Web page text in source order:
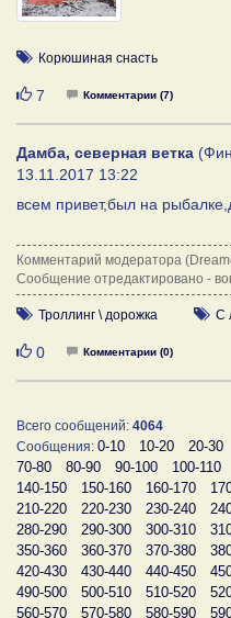
Корюшиная снасть
Нравится
7 Комментарии (7)
Дамба, северная ветка
13.11.2017 13:22
всем привет,был на
Комментарий модератора
Сообщение отредактировано -
Троллинг \ дорожка С
Нравится
0 Комментарии (0)
Всего сообщений: 4064
Сообщения: 0-10 10-20 20-30
70-80
80-90 90-100 100-110
140-150
150-160 160-170
210-220
220-230 230-240
280-290
290-300 300-310
350-360
360-370 370-380
420-430
430-440 440-450
490-500
500-510 510-520
560-570
570-580 580-590